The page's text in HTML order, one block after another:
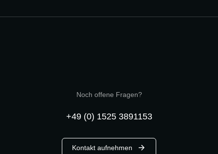
Noch offene Fragen?
+49 (0) 1525 3891153
Kontakt aufnehmen